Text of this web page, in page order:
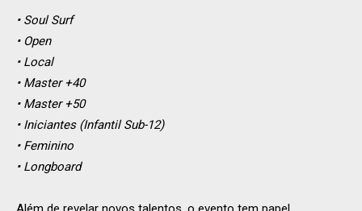
• Soul Surf
• Open
• Local
• Master +40
• Master +50
• Iniciantes (Infantil Sub-12)
• Feminino
• Longboard